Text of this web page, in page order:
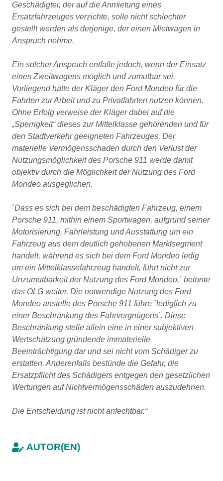
Geschädigter, der auf die Anmietung eines
Ersatzfahrzeuges verzichte, solle nicht schlechter
gestellt werden als derjenige, der einen Mietwagen in
Anspruch nehme.
Ein solcher Anspruch entfalle jedoch, wenn der Einsatz
eines Zweitwagens möglich und zumutbar sei.
Vorliegend hätte der Kläger den Ford Mondeo für die
Fahrten zur Arbeit und zu Privatfahrten nutzen können.
Ohne Erfolg verweise der Kläger dabei auf die
„Sperrigkeit“ dieses zur Mittelklasse gehörenden und für
den Stadtverkehr geeigneten Fahrzeuges. Der
materielle Vermögensschaden durch den Verlust der
Nutzungsmöglichkeit des Porsche 911 werde damit
objektiv durch die Möglichkeit der Nutzung des Ford
Mondeo ausgeglichen.
`Dass es sich bei dem beschädigten Fahrzeug, einem
Porsche 911, mithin einem Sportwagen, aufgrund seiner
Motorisierung, Fahrleistung und Ausstattung um ein
Fahrzeug aus dem deutlich gehobenen Marktsegment
handelt, während es sich bei dem Ford Mondeo ledig
um ein Mittelklassefahrzeug handelt, führt nicht zur
Unzumutbarkeit der Nutzung des Ford Mondeo,´ betonte
das OLG weiter. Die notwendige Nutzung des Ford
Mondeo anstelle des Porsche 911 führe ´lediglich zu
einer Beschränkung des Fahrvergnügens´. Diese
Beschränkung stelle allein eine in einer subjektiven
Wertschätzung gründende immaterielle
Beeinträchtigung dar und sei nicht vom Schädiger zu
erstatten. Anderenfalls bestünde die Gefahr, die
Ersatzpflicht des Schädigers entgegen den gesetzlichen
Wertungen auf Nichtvermögensschäden auszudehnen.
Die Entscheidung ist nicht anfechtbar.“
AUTOR(EN)